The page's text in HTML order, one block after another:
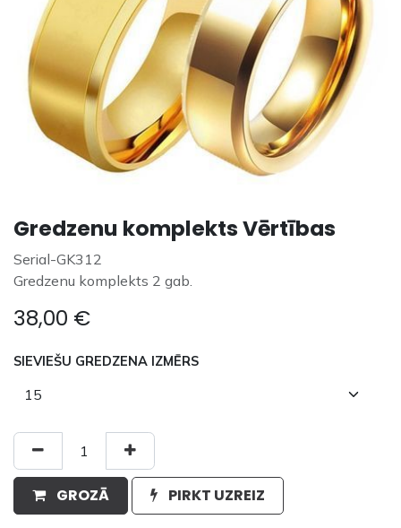
Gredzenu komplekts Vērtības
Serial-GK312
Gredzenu komplekts 2 gab.
38,00 €
SIEVIEŠU GREDZENA IZMĒRS
GROZĀ PIRKT UZREIZ